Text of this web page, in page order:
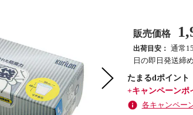
販売価格
出荷目安： 通常
日の即日発送締
たまるdポイント
+キャンペーンポ
各キャンペー